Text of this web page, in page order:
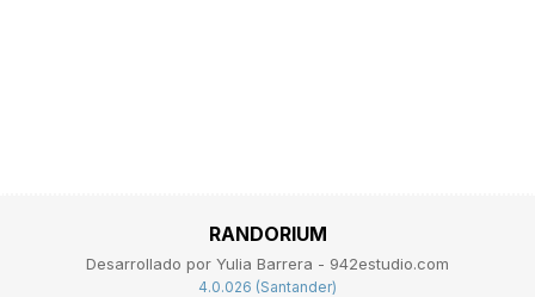
RANDORIUM
Desarrollado por Yulia Barrera - 942estudio.com
4.0.026 (Santander)